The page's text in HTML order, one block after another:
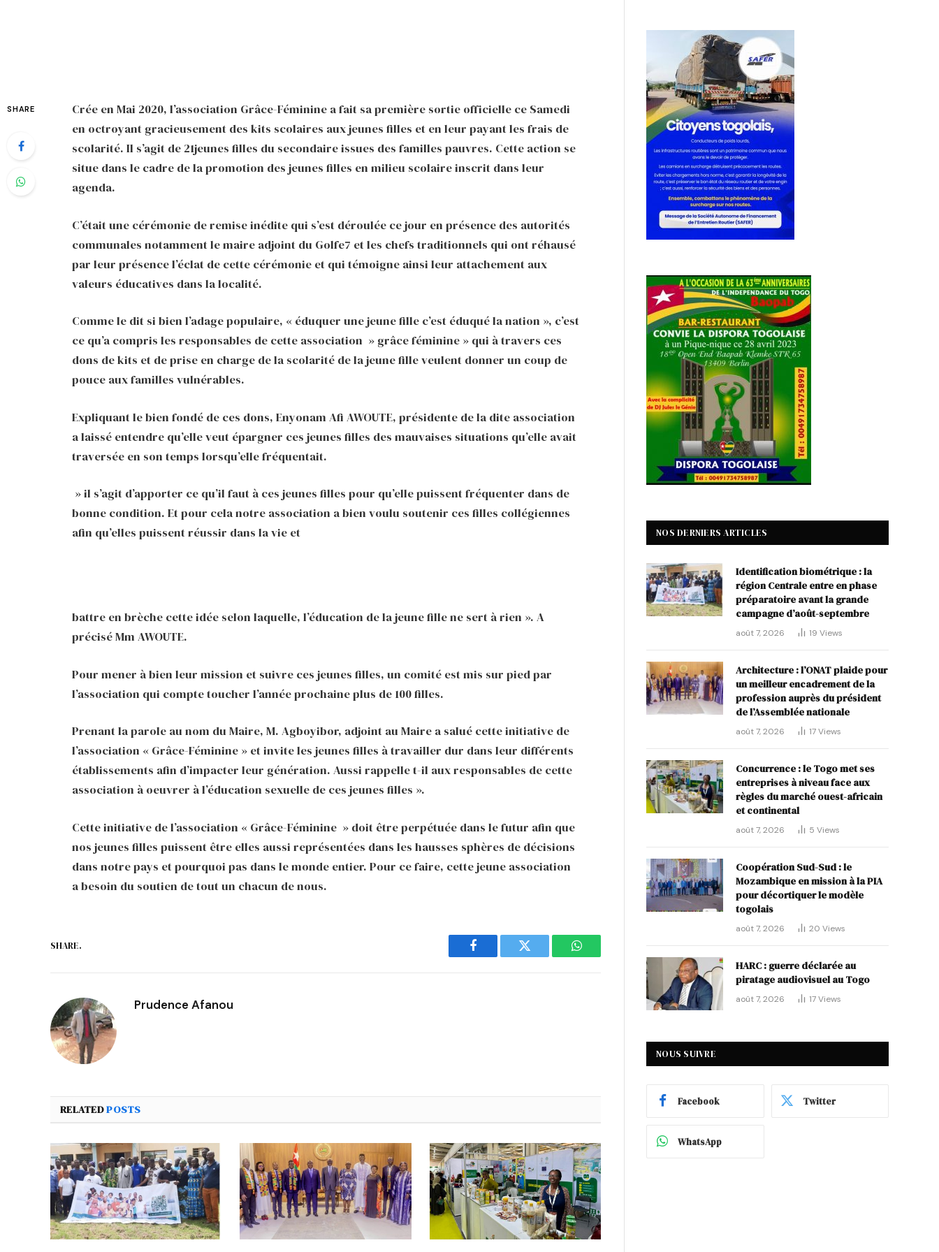
SHARE
Crée en Mai 2020, l’association Grâce-Féminine a fait sa première sortie officielle ce Samedi
en octroyant gracieusement des kits scolaires aux jeunes filles et en leur payant les frais de
scolarité. Il s’agit de 21jeunes filles du secondaire issues des familles pauvres. Cette action se
situe dans le cadre de la promotion des jeunes filles en milieu scolaire inscrit dans leur
agenda.
C’était une cérémonie de remise inédite qui s’est déroulée ce jour en présence des autorités
communales notamment le maire adjoint du Golfe7 et les chefs traditionnels qui ont réhausé
par leur présence l’éclat de cette cérémonie et qui témoigne ainsi leur attachement aux
valeurs éducatives dans la localité.
Comme le dit si bien l’adage populaire, « éduquer une jeune fille c’est éduqué la nation », c’est
ce qu’a compris les responsables de cette association » grâce féminine » qui à travers ces
dons de kits et de prise en charge de la scolarité de la jeune fille veulent donner un coup de
pouce aux familles vulnérables.
Expliquant le bien fondé de ces dons, Enyonam Afi AWOUTE, présidente de la dite association
a laissé entendre qu’elle veut épargner ces jeunes filles des mauvaises situations qu’elle avait
traversée en son temps lorsqu’elle fréquentait.
» il s’agit d’apporter ce qu’il faut à ces jeunes filles pour qu’elle puissent fréquenter dans de
bonne condition. Et pour cela notre association a bien voulu soutenir ces filles collégiennes
afin qu’elles puissent réussir dans la vie et
battre en brèche cette idée selon laquelle, l’éducation de la jeune fille ne sert à rien ». A
précisé Mm AWOUTE.
Pour mener à bien leur mission et suivre ces jeunes filles, un comité est mis sur pied par
l’association qui compte toucher l’année prochaine plus de 100 filles.
Prenant la parole au nom du Maire, M. Agboyibor, adjoint au Maire a salué cette initiative de
l’association « Grâce-Féminine » et invite les jeunes filles à travailler dur dans leur différents
établissements afin d’impacter leur génération. Aussi rappelle t-il aux responsables de cette
association à oeuvrer à l’éducation sexuelle de ces jeunes filles ».
Cette initiative de l’association « Grâce-Féminine » doit être perpétuée dans le futur afin que
nos jeunes filles puissent être elles aussi représentées dans les hausses sphères de décisions
dans notre pays et pourquoi pas dans le monde entier. Pour ce faire, cette jeune association
a besoin du soutien de tout un chacun de nous.
SHARE.
Facebook Twitter WhatsApp
Prudence Afanou
RELATEDPOSTS
NOS DERNIERS ARTICLES
Identification biométrique : la
région Centrale entre en phase
préparatoire avant la grande
campagne d’août-septembre
août 7, 2026 19 Views
Architecture : l’ONAT plaide pour
un meilleur encadrement de la
profession auprès du président
de l’Assemblée nationale
août 7, 2026 17Views
Concurrence : le Togo met ses
entreprises à niveau face aux
règles du marché ouest-africain
et continental
août 7, 2026 5 Views
Coopération Sud-Sud : le
Mozambique en mission à la PIA
pour décortiquer le modèle
togolais
août 7, 2026 20 Views
HARC : guerre déclarée au
piratage audiovisuel au Togo
août 7, 2026 17Views
NOUS SUIVRE
Facebook Twitter
WhatsApp